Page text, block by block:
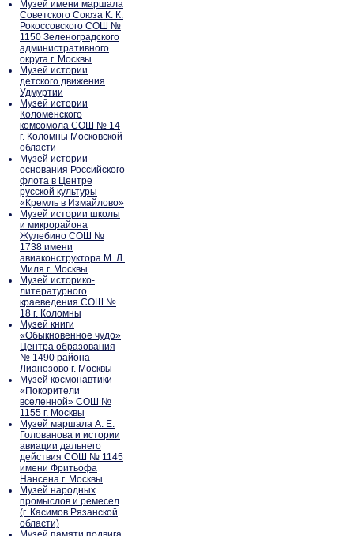
Музей имени маршала
Советского Союза К. К.
Рокоссовского СОШ №
1150 Зеленоградского
административного
округа г. Москвы
Музей истории
детского движения
Удмуртии
Музей истории
Коломенского
комсомола СОШ № 14
г. Коломны Московской
области
Музей истории
основания Российского
флота в Центре
русской культуры
«Кремль в Измайлово»
Музей истории школы
и микрорайона
Жулебино СОШ №
1738 имени
авиаконструктора М. Л.
Миля г. Москвы
Музей историко-
литературного
краеведения СОШ №
18 г. Коломны
Музей книги
«Обыкновенное чудо»
Центра образования
№ 1490 района
Лианозово г. Москвы
Музей космонавтики
«Покорители
вселенной» СОШ №
1155 г. Москвы
Музей маршала А. Е.
Голованова и истории
авиации дальнего
действия СОШ № 1145
имени Фритьофа
Нансена г. Москвы
Музей народных
промыслов и ремесел
(г. Касимов Рязанской
области)